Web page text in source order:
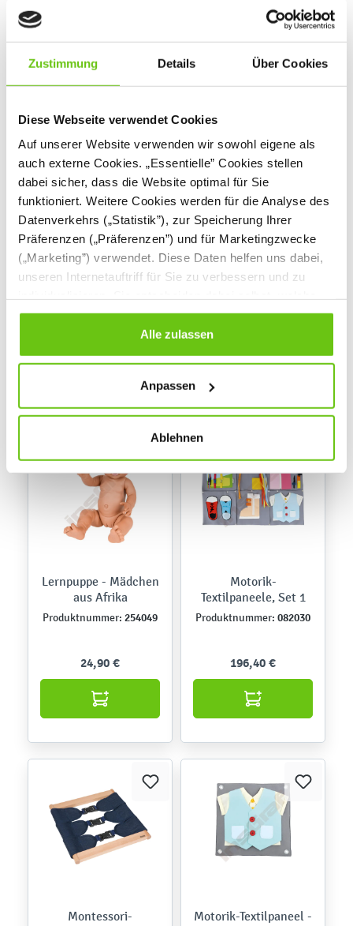
Zustimmung Details Über Cookies
Diese Webseite verwendet Cookies
Auf unserer Website verwenden wir sowohl eigene als
auch externe Cookies. „Essentielle” Cookies stellen
dabei sicher, dass die Website optimal für Sie
funktioniert. Weitere Cookies werden für die Analyse des
Datenverkehrs („Statistik”), zur Speicherung Ihrer
Präferenzen („Präferenzen”) und für Marketingzwecke
(„Marketing”) verwendet. Diese Daten helfen uns dabei,
unseren Internetauftriff für Sie zu verbessern und zu
Cookies Sie erlauben. Verweigern Sie Ihre Zustimmung,
wählen Sie „Alle ablehnen” – in diesem Fall werden nur
Daten verarbeitet, die für den Besuch unserer Website
jederzeit ändern, indem Sie auf die Schaltfläche unten
links klicken. Weitere Informationen zur Datennutzung
Alle zulassen
Anpassen
Ablehnen
Montessori-
Anziehrahmen -
Reißverschluss
Produktnummer: MONT457533
65,90 €
Weiche Puppe
Thomas
Produktnummer:555045
21,90 €
Niedrigster Preis der
letzten 30 Tage vor
Anwendung der
Preisermäßigung:
Lernpuppe - Mädchen
aus Afrika
Produktnummer: 254049
24,90 €
Motorik-
Textilpaneele, Set 1
Produktnummer: 082030
196,40 €
Montessori-
Motorik-Textilpaneel -